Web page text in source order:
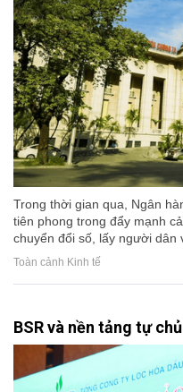
Trong thời gian qua, Ngân
tiên phong trong đẩy mạnh
chuyển đổi số, lấy người dân
Toàn cảnh Kinh tế
BSR và nền tảng tự